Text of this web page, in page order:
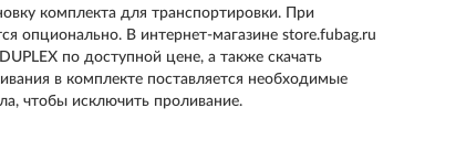
комплекта для транспортировки. При
опционально. В интернет-магазине store.fubag.ru
по доступной цене, а также скачать
в комплекте поставляется необходимые
чтобы исключить проливание.